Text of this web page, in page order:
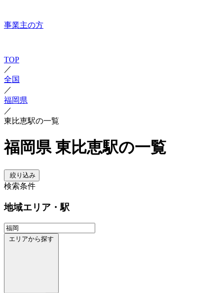
事業主の方
TOP
／
全国
／
福岡県
／
東比恵駅の一覧
福岡県 東比恵駅の一覧
絞り込み
検索条件
地域エリア・駅
エリアから探す